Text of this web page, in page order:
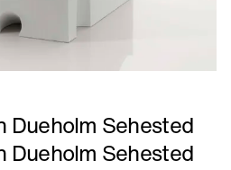
Dueholm Sehested
Dueholm Sehested